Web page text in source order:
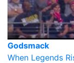
Godsmack
When Legends